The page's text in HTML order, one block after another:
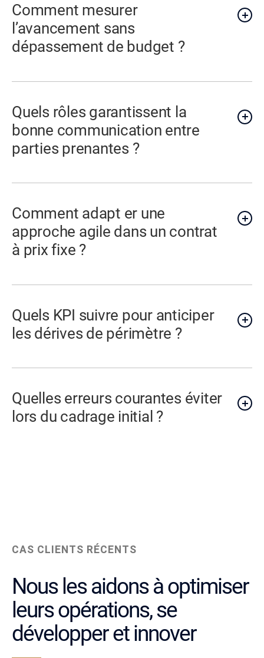
Comment mesurer
l’avancement sans
dépassement de budget ?
Quels rôles garantissent la
bonne communication entre
parties prenantes ?
Comment adapt er une
approche agile dans un contrat
à prix fixe ?
Quels KPI suivre pour anticiper
les dérives de périmètre ?
Quelles erreurs courantes éviter
lors du cadrage initial ?
CAS CLIENTS RÉCENTS
Nous les aidons à optimiser
leurs opérations, se
développer et innover